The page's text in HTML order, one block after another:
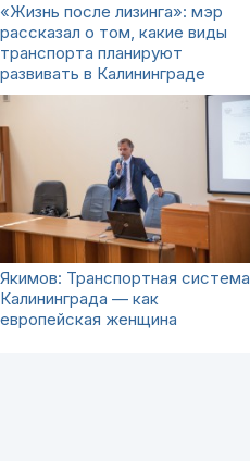
«Жизнь после лизинга»: мэр
рассказал о том, какие виды
транспорта планируют
развивать в Калининграде
Якимов: Транспортная система
Калининграда — как
европейская женщина